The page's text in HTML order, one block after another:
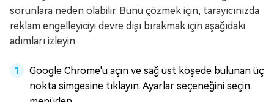
sorunlara neden olabilir. Bunu çözmek için, tarayıcınızda
reklam engelleyiciyi devre dışı bırakmak için aşağıdaki
adımları izleyin.
Google Chrome'u açın ve sağ üst köşede bulunan üç
nokta simgesine tıklayın. Ayarlar seçeneğini seçin